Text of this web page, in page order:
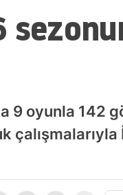
9 oyunla 142